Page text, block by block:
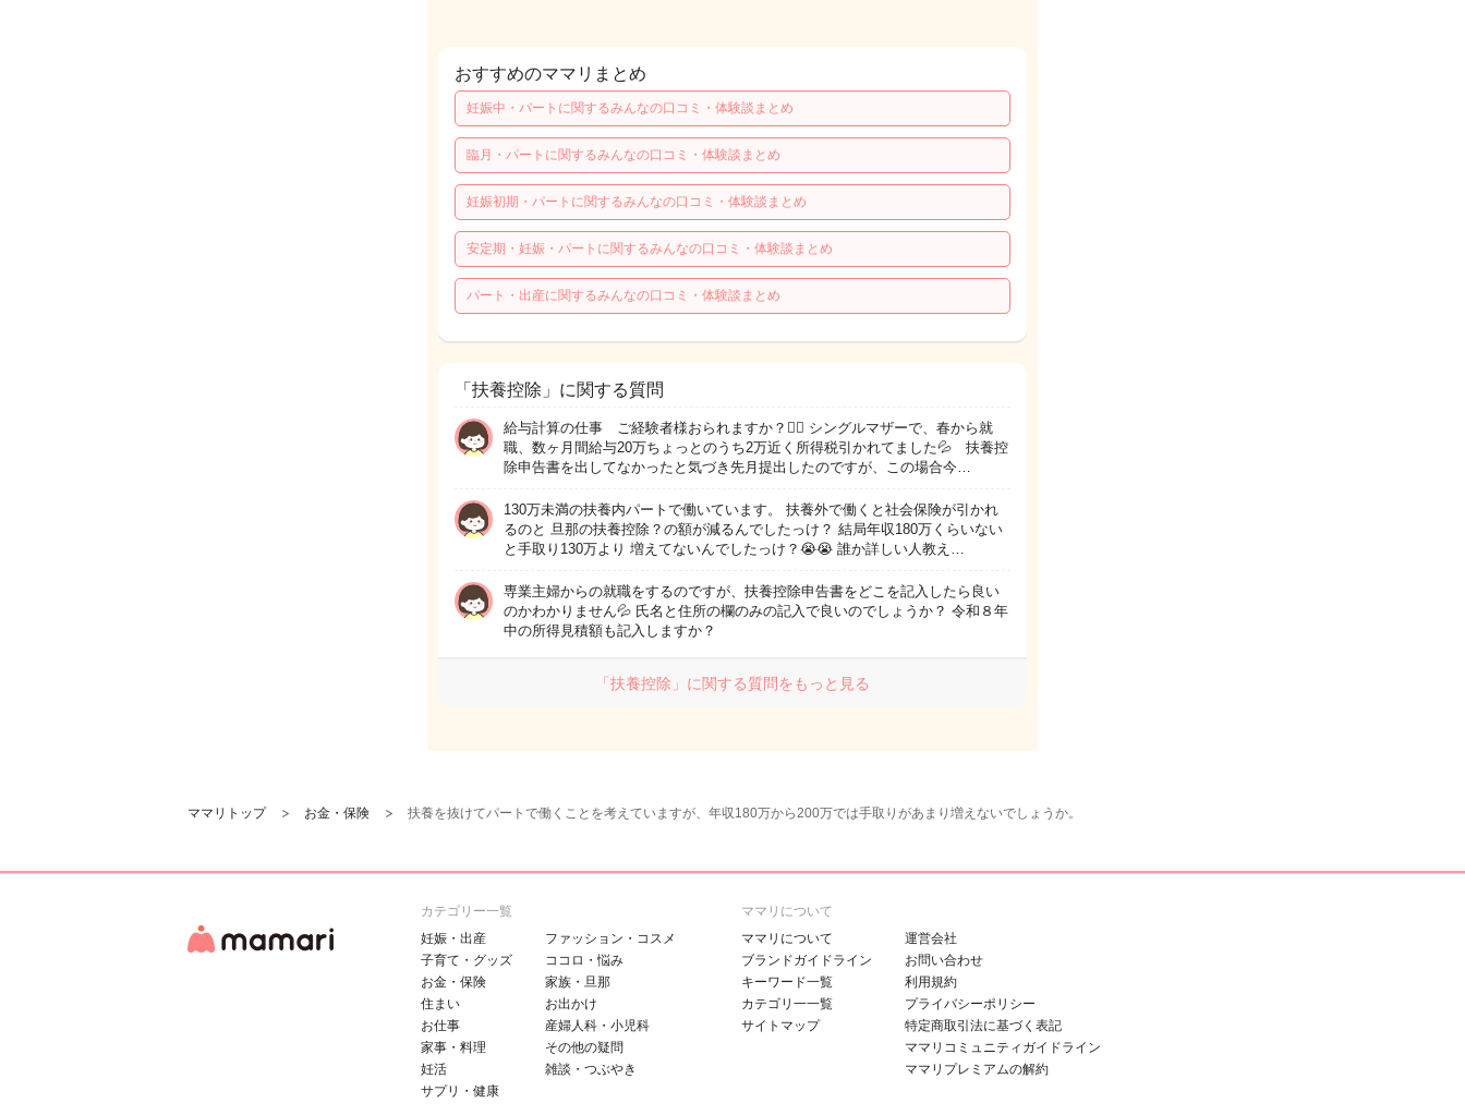
おすすめのママリまとめ
妊娠中・パートに関するみんなの口コミ・体験談まとめ
臨月・パートに関するみんなの口コミ・体験談まとめ
妊娠初期・パートに関するみんなの口コミ・体験談まとめ
安定期・妊娠・パートに関するみんなの口コミ・体験談まとめ
パート・出産に関するみんなの口コミ・体験談まとめ
「扶養控除」に関する質問
給与計算の仕事 ご経験者様おられますか？🙇‍♀️ シングルマザーで、春から就
職、数ヶ月間給与20万ちょっとのうち2万近く所得税引かれてました💦 扶養控
除申告書を出してなかったと気づき先月提出したのですが、この場合今…
130万未満の扶養内パートで働いています。 扶養外で働くと社会保険が引かれ
るのと 旦那の扶養控除？の額が減るんでしたっけ？ 結局年収180万くらいない
と手取り130万より 増えてないんでしたっけ？😭😭 誰か詳しい人教え…
専業主婦からの就職をするのですが、扶養控除申告書をどこを記入したら良い
のかわかりません💦 氏名と住所の欄のみの記入で良いのでしょうか？ 令和８年
中の所得見積額も記入しますか？
「扶養控除」に関する質問をもっと見る
ママリトップ お金・保険 扶養を抜けてパートで働くことを考えていますが、年収180万から200万では手取りがあまり増えないでしょうか。
カテゴリー一覧
妊娠・出産
子育て・グッズ
お金・保険
住まい
お仕事
家事・料理
妊活
サプリ・健康
ファッション・コスメ
ココロ・悩み
家族・旦那
お出かけ
産婦人科・小児科
その他の疑問
雑談・つぶやき
ママリについて
ママリについて
ブランドガイドライン
キーワード一覧
カテゴリ一一覧
サイトマップ
運営会社
お問い合わせ
利用規約
プライバシーポリシー
特定商取引法に基づく表記
ママリコミュニティガイドライン
ママリプレミアムの解約